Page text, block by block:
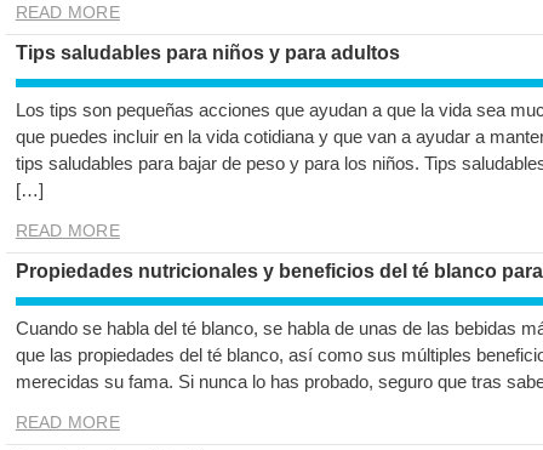
READ MORE
Tips saludables para niños y para adultos
Los tips son pequeñas acciones que ayudan a que la vida sea
que puedes incluir en la vida cotidiana y que van a ayudar a
tips saludables para bajar de peso y para los niños. Tips
[…]
READ MORE
Propiedades nutricionales y beneficios del té blanco
Cuando se habla del té blanco, se habla de unas de las bebidas
que las propiedades del té blanco, así como sus múltiples
merecidas su fama. Si nunca lo has probado, seguro que tras
READ MORE